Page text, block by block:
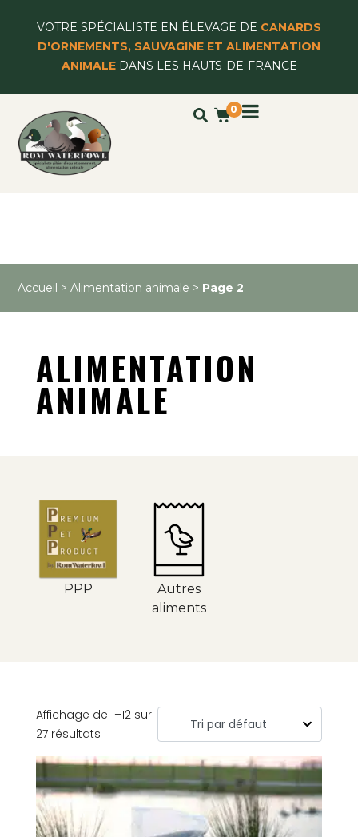
VOTRE SPÉCIALISTE EN ÉLEVAGE DE CANARDS
D'ORNEMENTS, SAUVAGINE ET ALIMENTATION
ANIMALEDANS LES HAUTS-DE-FRANCE
0
Accueil >Alimentation animale > Page 2
ALIMENTATION
ANIMALE
PPP
Autres
aliments
Affichage de 1–12 sur
27 résultats